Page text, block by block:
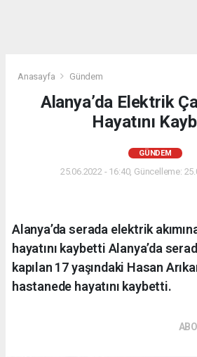
Anasayfa Gündem
Alanya’da Elektrik
Hayatını
GÜNDEM
25.06.2022 - 16:40, Güncelleme:
Alanya’da serada elektrik
hayatını kaybetti Alanya’da
kapılan 17 yaşındaki Hasan
hastanede hayatını kaybetti.